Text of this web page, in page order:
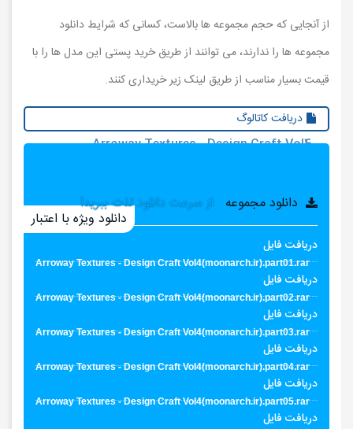
از آنجایی که حجم مجموعه ها بالاست، کسانی که شرایط دانلود
مجموعه ها را ندارند، می توانند از طریق خرید پستی این مدل ها را با
قیمت بسیار مناسب از طریق لینک زیر خریداری کنند.
دریافت کاتالوگ
Arroway Textures - Design Craft Vol4-
دانلود مجموعه از سرعت دانلود لذت ببرید!
دانلود ویژه با اعتبار
دریافت فایل
Arroway Textures - Design Craft Vol4(moonarch.ir).part01.rar
دریافت فایل
Arroway Textures - Design Craft Vol4(moonarch.ir).part02.rar
دریافت فایل
Arroway Textures - Design Craft Vol4(moonarch.ir).part03.rar
دریافت فایل
Arroway Textures - Design Craft Vol4(moonarch.ir).part04.rar
دریافت فایل
Arroway Textures - Design Craft Vol4(moonarch.ir).part05.rar
دریافت فایل